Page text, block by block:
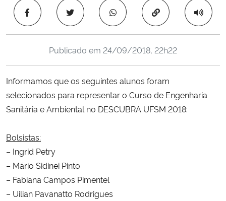
Ministério da Educação
Ministério da Cidadania
Ministério de Minas e Energia
Ministério do Meio Ambiente
Ministério do Turismo
Copiar para área
Publicado em 24/09/2018, 22h22
Informamos que os seguintes alunos foram
selecionados para representar o Curso de Engenharia
Sanitária e Ambiental no DESCUBRA UFSM 2018:
Bolsistas:
– Ingrid Petry
– Mário Sidinei Pinto
– Fabiana Campos Pimentel
– Uilian Pavanatto Rodrigues